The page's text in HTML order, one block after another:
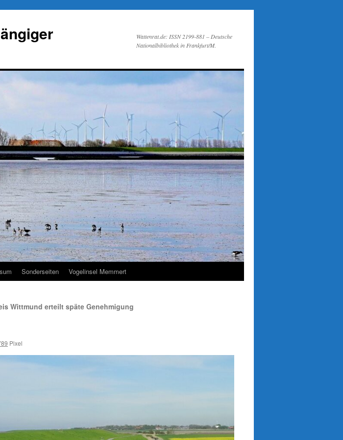
Wattenrat.de: ISSN 2199-881 – Deutsche
Nationalbibliothek in Frankfurt/M.
Sonderseiten Vogelinsel Memmert
Wittmund erteilt späte Genehmigung
Pixel